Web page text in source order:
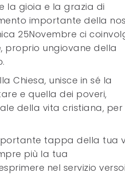
la gioia e la grazia di
importante della
25Novembre ci
proprio ungiovane della
Chiesa, unisce in sé la
e quella dei poveri,
della vita cristiana, per
tappa della tua
più la tua
nel servizio versoi